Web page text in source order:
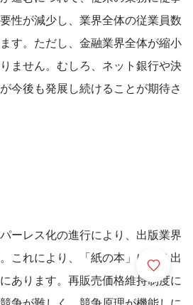
性が減少し、業界全体の従業員数
す。ただし、金融業界全体が縮小
ません。むしろ、ネット銀行や決
今後も発展し続けることが期待さ
ーレス化の進行により、出版業界
これにより、「紙の本」に頼る出
あります。再販売価格維持制度に